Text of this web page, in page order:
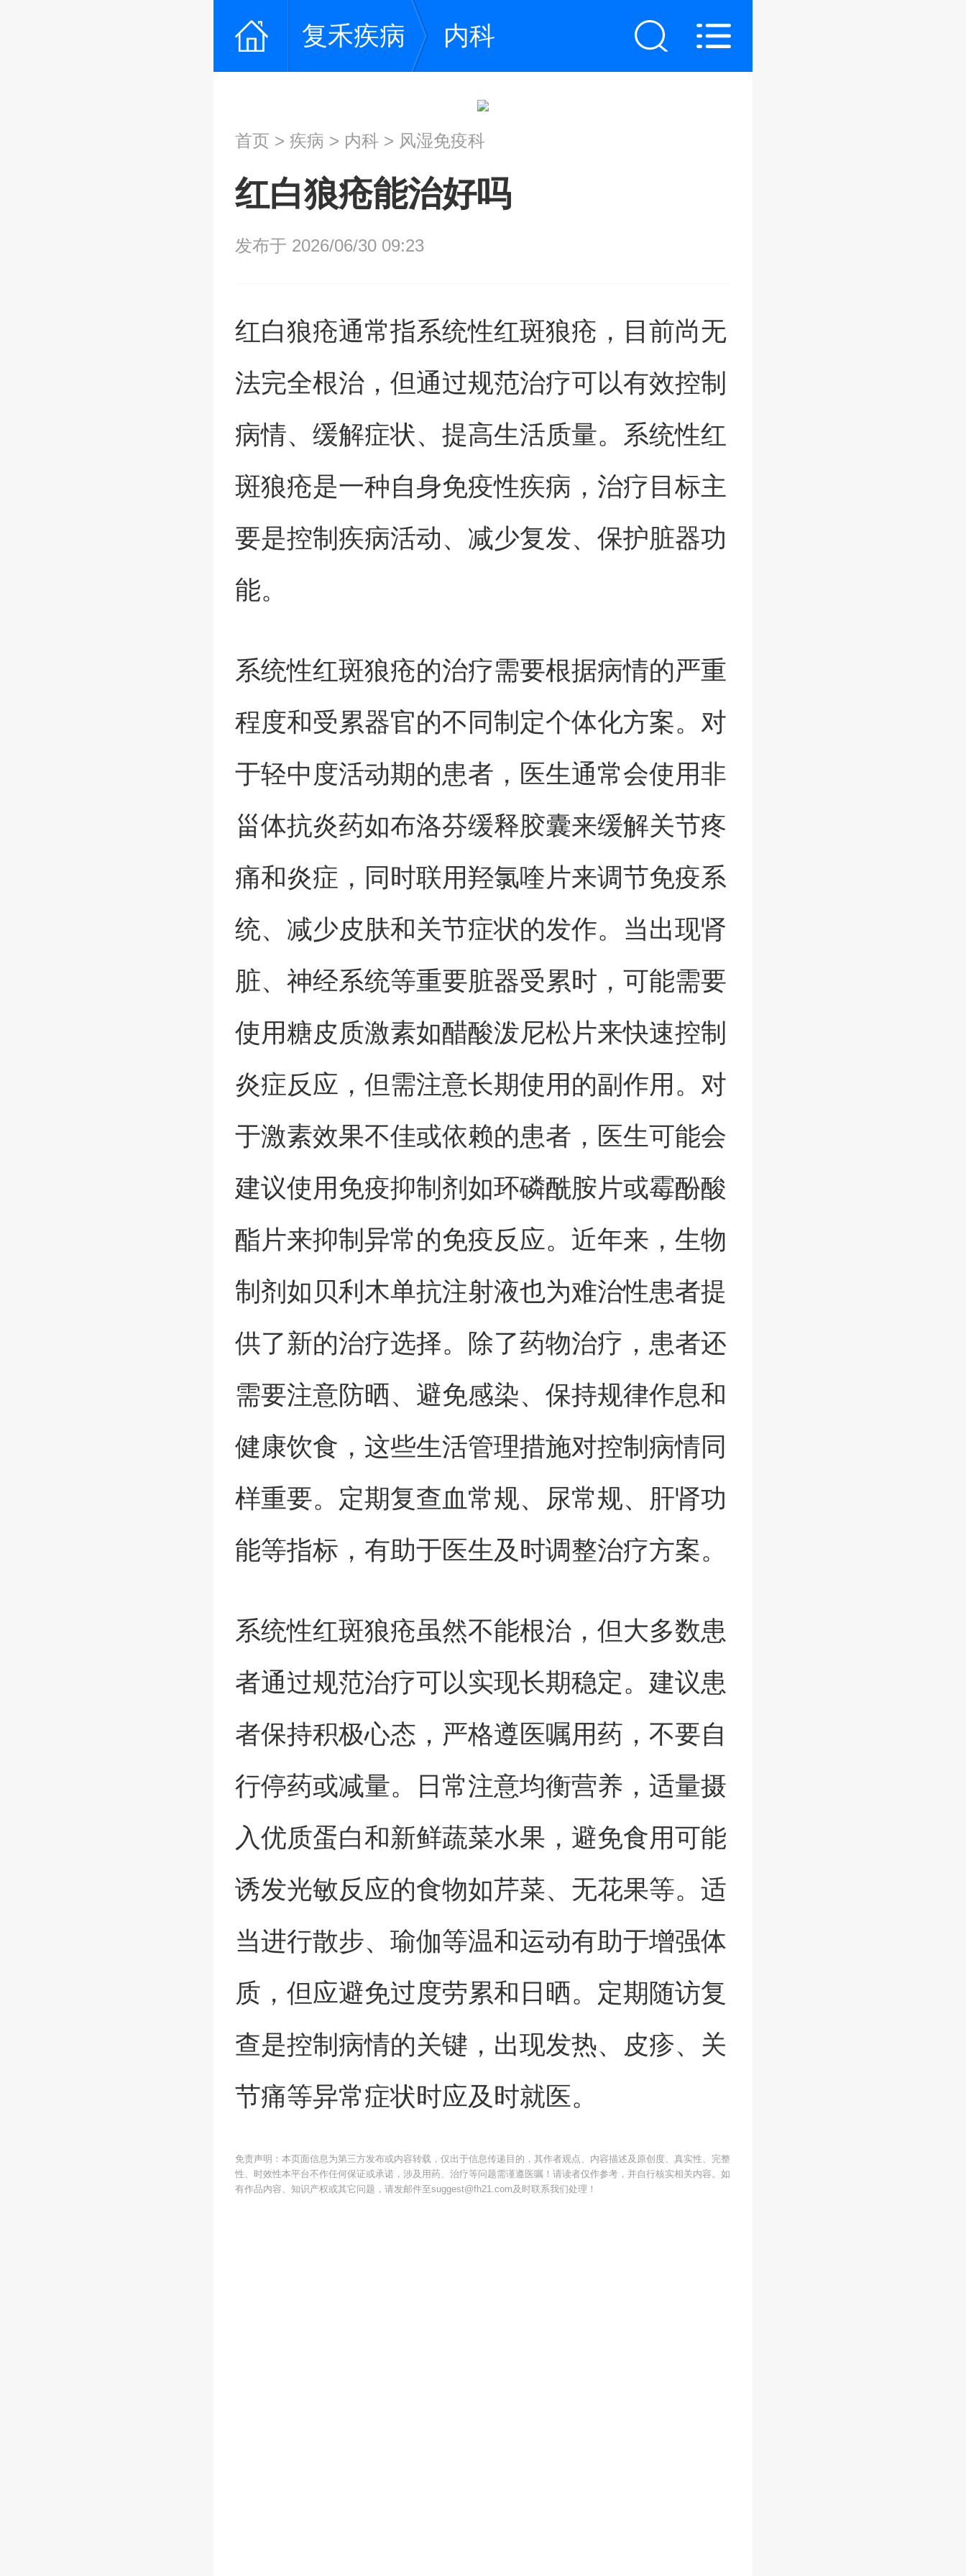
复禾疾病 内科
首页 > 疾病 > 内科 > 风湿免疫科
红白狼疮能治好吗
发布于 2026/06/30 09:23
红白狼疮通常指系统性红斑狼疮，目前尚无
法完全根治，但通过规范治疗可以有效控制
病情、缓解症状、提高生活质量。系统性红
斑狼疮是一种自身免疫性疾病，治疗目标主
要是控制疾病活动、减少复发、保护脏器功
能。
系统性红斑狼疮的治疗需要根据病情的严重
程度和受累器官的不同制定个体化方案。对
于轻中度活动期的患者，医生通常会使用非
甾体抗炎药如布洛芬缓释胶囊来缓解关节疼
痛和炎症，同时联用羟氯喹片来调节免疫系
统、减少皮肤和关节症状的发作。当出现肾
脏、神经系统等重要脏器受累时，可能需要
使用糖皮质激素如醋酸泼尼松片来快速控制
炎症反应，但需注意长期使用的副作用。对
于激素效果不佳或依赖的患者，医生可能会
建议使用免疫抑制剂如环磷酰胺片或霉酚酸
酯片来抑制异常的免疫反应。近年来，生物
制剂如贝利木单抗注射液也为难治性患者提
供了新的治疗选择。除了药物治疗，患者还
需要注意防晒、避免感染、保持规律作息和
健康饮食，这些生活管理措施对控制病情同
样重要。定期复查血常规、尿常规、肝肾功
能等指标，有助于医生及时调整治疗方案。
系统性红斑狼疮虽然不能根治，但大多数患
者通过规范治疗可以实现长期稳定。建议患
者保持积极心态，严格遵医嘱用药，不要自
行停药或减量。日常注意均衡营养，适量摄
入优质蛋白和新鲜蔬菜水果，避免食用可能
诱发光敏反应的食物如芹菜、无花果等。适
当进行散步、瑜伽等温和运动有助于增强体
质，但应避免过度劳累和日晒。定期随访复
查是控制病情的关键，出现发热、皮疹、关
节痛等异常症状时应及时就医。
免责声明：本页面信息为第三方发布或内容转载，仅出于信息传递目的，其作者观点、内容描述及原创度、真实性、完整
性、时效性本平台不作任何保证或承诺，涉及用药、治疗等问题需谨遵医嘱！请读者仅作参考，并自行核实相关内容。如
有作品内容、知识产权或其它问题，请发邮件至suggest@fh21.com及时联系我们处理！